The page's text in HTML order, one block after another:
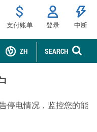
支付账单 登录 中断
SEARCH
ZH
停电情况，监控您的能